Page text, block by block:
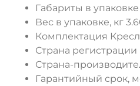
Габариты в
Вес в упаковке, кг
Комплектация
Страна
Страна-
Гарантийный срок,